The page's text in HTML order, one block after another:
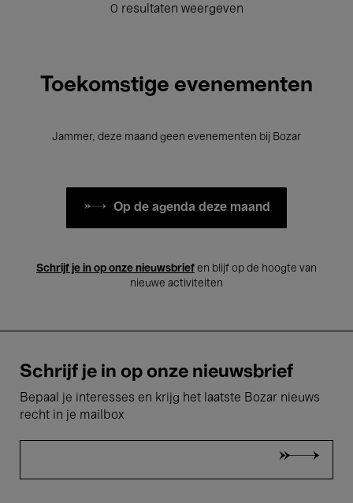
0 resultaten weergeven
Toekomstige evenementen
Jammer, deze maand geen evenementen bij Bozar
Op de agenda deze maand
Schrijf je in op onze nieuwsbrief en blijf op de hoogte van
nieuwe activiteiten
Schrijf je in op onze nieuwsbrief
Bepaal je interesses en krijg het laatste Bozar nieuws
recht in je mailbox